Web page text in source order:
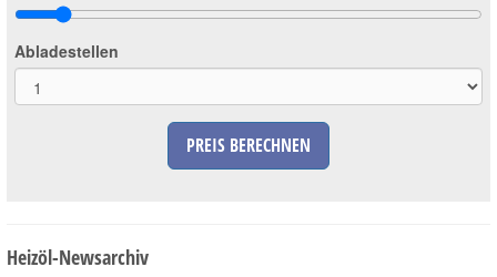
Abladestellen
PREIS BERECHNEN
Heizöl-Newsarchiv